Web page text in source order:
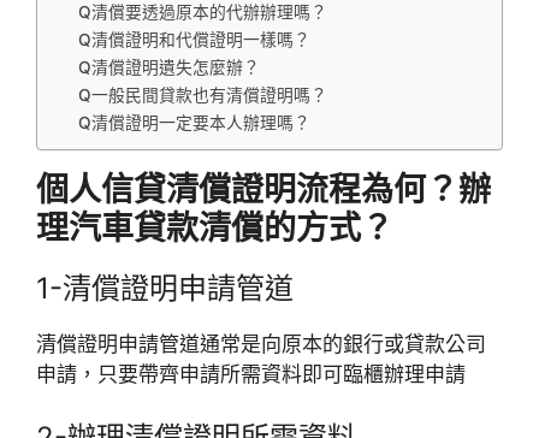
Q清償要透過原本的代辦辦理嗎？
Q清償證明和代償證明一樣嗎？
Q清償證明遺失怎麼辦？
Q一般民間貸款也有清償證明嗎？
Q清償證明一定要本人辦理嗎？
個人信貸清償證明流程為何？辦
理汽車貸款清償的方式？
1-清償證明申請管道
清償證明申請管道通常是向原本的銀行或貸款公司
申請，只要帶齊申請所需資料即可臨櫃辦理申請